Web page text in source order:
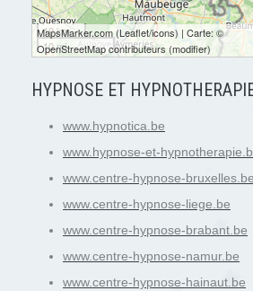
10 km
10 mi
MapsMarker.com(Leaflet/icons) | Carte: ©
OpenStreetMap contributeurs (modifier)
HYPNOSE ET
www.hypnotica.be
www.hypnose-et-
www.centre-hypnose-bruxelles.be
www.centre-hypnose-liege.be
www.centre-hypnose-brabant.be
www.centre-hypnose-namur.be
www.centre-hypnose-hainaut.be